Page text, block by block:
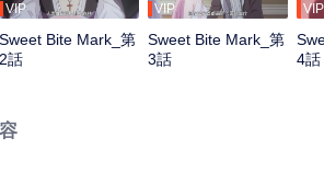
VIP
Sweet Bite Mark_第
2話
VIP
Sweet Bite Mark_第
3話
VIP
4話